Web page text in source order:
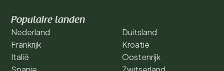
Populaire landen
Nederland
Frankrijk
Italië
Duitsland
Kroatië
Oostenrijk